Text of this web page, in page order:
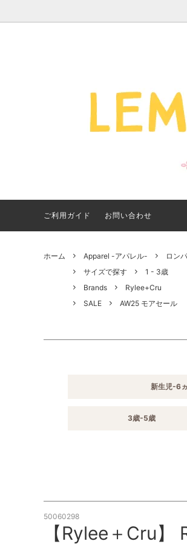
Apparel -アパレル-
サイズで探す
【夏アイテム特集】
年最新！子ども用水着
き輪 アイテム
ご利用ガイド お問い合わせ
ホーム Apparel -アパレル-
ロン
サイズで探す
1 - 3歳
Brands
Rylee+Cru
SALE
AW25 モアセール
新生児-6
3歳-5歳
50060298
【Rylee＋Cru